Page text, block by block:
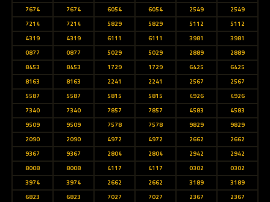
7674
7674 6054 6054 2549
2549
7214
7214 5829 5829 5112
5112
4319
4319 6111 6111 3981
3981
0877
0877 5029 5029 2889
2889
8453
8453 1729 1729 6425
6425
8163
8163 2241 2241 2567
2567
5587
5587 5815 5815 4926
4926
7340
7340 7857 7857 4583
4583
9509
9509 7578 7578 9829
9829
2090
2090 4972 4972 2662
2662
9367
9367 2804 2804 2942
2942
8008
8008 4117 4117 0302
0302
3974
3974 2662 2662 3189
3189
6823
6823 7027 7027 2367
2367